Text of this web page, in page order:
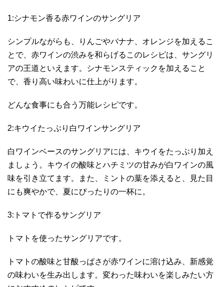
1:シナモン香る赤ワインのサングリア
シンプルながらも、りんごやバナナ、オレンジを加えるこ
とで、赤ワインの渋みを和らげるこのレシピは、サングリ
アの王道といえます。シナモンスティックを加えること
で、香り高い味わいに仕上がります。
どんな食事にも合う万能レシピです。
2:キウイたっぷり白ワインサングリア
白ワインベースのサングリアには、キウイをたっぷり加え
ましょう。キウイの酸味とハチミツの甘みが白ワインの風
味を引き立てます。また、ミントの葉を添えると、見た目
にも爽やかで、夏にぴったりの一杯に。
3:トマトで作るサングリア
トマトを使ったサングリアです。
トマトの酸味と甘酸っぱさが赤ワインに溶け込み、新感覚
の味わいを生み出します。変わった味わいを楽しみたい方